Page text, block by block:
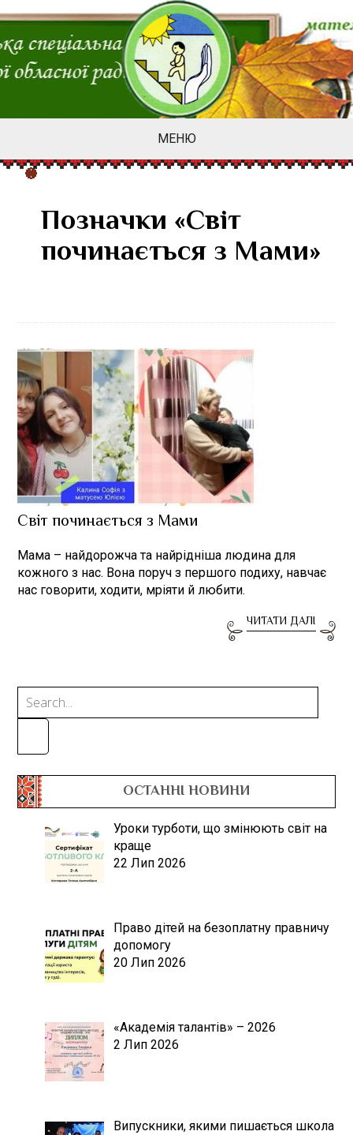
МЕНЮ
Позначки «Світ
починається з Мами»
Світ починається з Мами
Мама – найдорожча та найрідніша людина для
кожного з нас. Вона поруч з першого подиху, навчає
нас говорити, ходити, мріяти й любити.
ЧИТАТИ ДАЛІ
ОСТАННІ НОВИНИ
Уроки турботи, що змінюють світ на
краще
22 Лип 2026
Право дітей на безоплатну правничу
допомогу
20 Лип 2026
«Академія талантів» – 2026
2 Лип 2026
Випускники, якими пишається школа